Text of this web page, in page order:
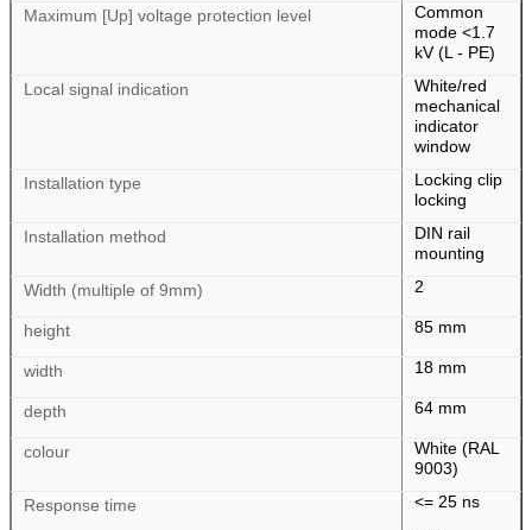
Maximum [Up] voltage protection level
Common
mode <1.7
kV (L - PE)
Local signal indication
White/red
mechanical
indicator
window
Installation type
Locking clip
locking
Installation method
DIN rail
mounting
Width (multiple of 9mm)
2
height 85 mm
width 18 mm
depth 64 mm
colour
White (RAL
9003)
Response time
<= 25 ns